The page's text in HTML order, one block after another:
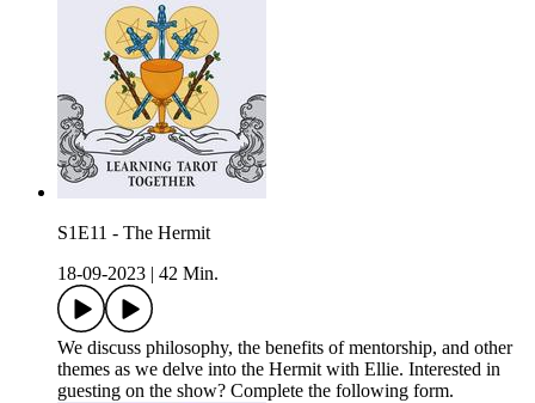
S1E11 - The Hermit
18-09-2023
42 Min.
We discuss philosophy, the benefits of mentorship, and other
themes as we delve into the Hermit with Ellie. Interested in
guesting on the show? Complete the following form.